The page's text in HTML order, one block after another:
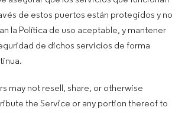
de estos puertos están protegidos y no
la Política de uso aceptable, y mantener
de dichos servicios de forma
may not resell, share, or otherwise
the Service or any portion thereof to